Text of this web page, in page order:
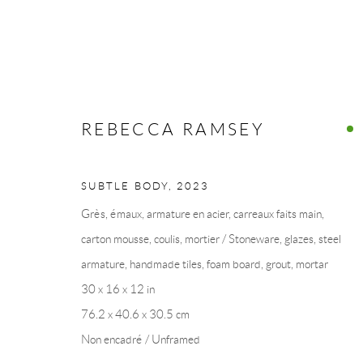
ŒUVRES
COLLECTION ART VOLTE / ART VOLT
Manage cookies
© 2026 LA COLLECTION ART VOLTE
REBECCA RAMSEY
SUBTLE BODY 2023
Grès, émaux, armature en acier, carreaux faits main,
carton mousse, coulis, mortier / Stoneware, glazes, steel
armature, handmade tiles, foam board, grout, mortar
30 x 16 x 12 in
76.2 x 40.6 x 30.5 cm
Non encadré / Unframed